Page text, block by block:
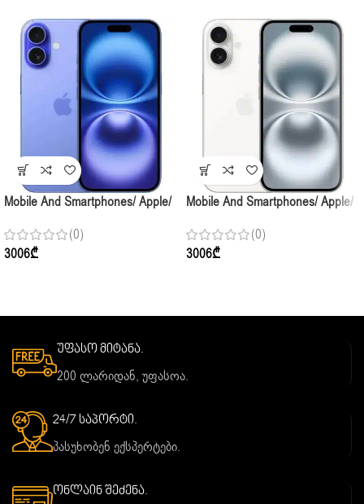
Mobile And Smartphones/ Apple/
Ultramarine (0)
3006₾
Mobile And Smartphones/ Apple/
(0)
3006₾
უფასო მიტანა.
200 ლარიდან, უფასოა.
24/7 საპორტი.
პასუხობენ ექსპერტები.
ონლაინ შეძენა.